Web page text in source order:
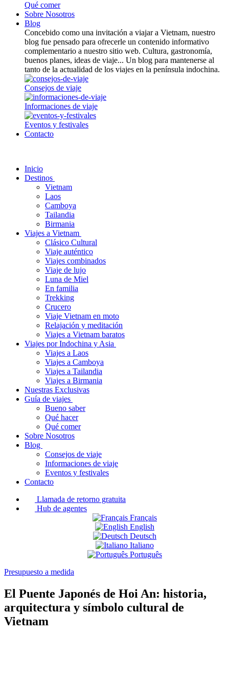
Qué comer
Sobre Nosotros
Blog
Concebido como una invitación a viajar a Vietnam, nuestro
blog fue pensado para ofrecerle un contenido informativo
complementario a nuestro sitio web. Cultura, gastronomía,
buenos planes, ideas de viaje... Un blog para mantenerse al
tanto de la actualidad de los viajes en la península indochina.
Consejos de viaje
Informaciones de viaje
Eventos y festivales
Contacto
Inicio
Destinos
Vietnam
Laos
Camboya
Tailandia
Birmania
Viajes a Vietnam
Clásico Cultural
Viaje auténtico
Viajes combinados
Viaje de lujo
Luna de Miel
En familia
Trekking
Crucero
Viaje Vietnam en moto
Relajación y meditación
Viajes a Vietnam baratos
Viajes por Indochina y Asia
Viajes a Laos
Viajes a Camboya
Viajes a Tailandia
Viajes a Birmania
Nuestras Exclusivas
Guía de viajes
Bueno saber
Qué hacer
Qué comer
Sobre Nosotros
Blog
Consejos de viaje
Informaciones de viaje
Eventos y festivales
Contacto
Llamada de retorno gratuita
Hub de agentes
Français
English
Deutsch
Italiano
Português
Presupuesto a medida
El Puente Japonés de Hoi An: historia,
arquitectura y símbolo cultural de
Vietnam